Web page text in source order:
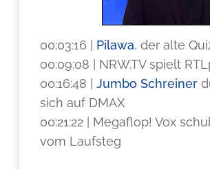
00:03:16 | Pilawa, der alte
00:09:08 | NRW.TV spielt
00:16:48 |Jumbo Schreiner
sich auf DMAX
00:21:22 | Megaflop! Vox
vom Laufsteg